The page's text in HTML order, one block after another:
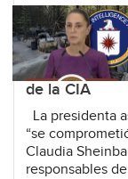
de la CIA
La presidenta
“se
Claudia
responsables